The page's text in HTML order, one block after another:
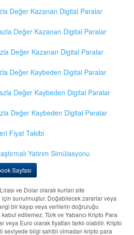
Değer Kazanan Digital Paralar
Değer Kazanan Digital Paralar
Değer Kazanan Digital Paralar
Değer Kaybeden Digital Paralar
Değer Kaybeden Digital Paralar
Değer Kaybeden Digital Paralar
Fiyat Takibi
Yatırım Simülasyonu
Sayfası
ve Dolar olarak kurları site
sunulmuştur. Doğabilecek zararlar veya
bir kayıp veya verilerin doğruluğu
edilemez. Türk ve Yabancı Kripto Para
veya Euro olarak fiyatları farklı olabilir. Kripto
seviyede bilgi sahibi olmadan kripto para